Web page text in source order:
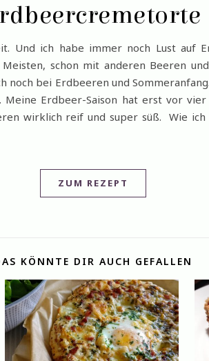
Und ich habe immer noch Lust auf
schon mit anderen Beeren
noch bei Erdbeeren und
Meine Erdbeer-Saison hat erst vor
wirklich reif und super süß. Wie
ZUM REZEPT
KÖNNTE DIR AUCH GEFALLEN